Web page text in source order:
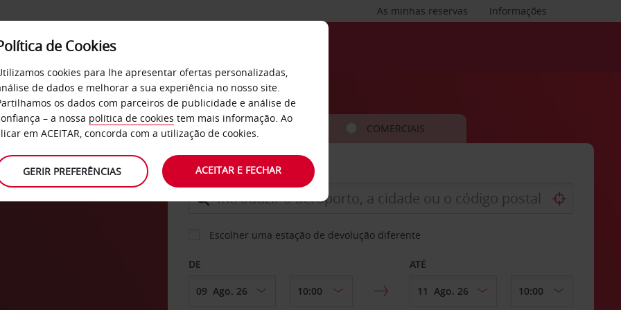
Informações
As minhas reservas
SERVIÇOS EMPRESAS
CARRO COMERCIAIS
LEVANTAR EM
Escolher uma estação de devolução diferente
DE ATÉ
de Cookies
cookies para lhe apresentar ofertas personalizadas,
de dados e melhorar a sua experiência no nosso site.
os dados com parceiros de publicidade e análise de
– a nossa política de cookies tem mais informação. Ao
em ACEITAR, concorda com a utilização de cookies.
GERIR PREFERÊNCIAS ACEITAR E FECHAR